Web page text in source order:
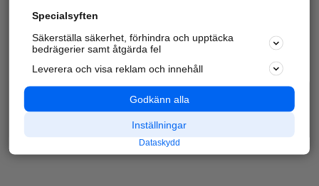
Specialsyften
Säkerställa säkerhet, förhindra och upptäcka
bedrägerier samt åtgärda fel
Leverera och visa reklam och innehåll
Godkänn alla
Inställningar
Dataskydd